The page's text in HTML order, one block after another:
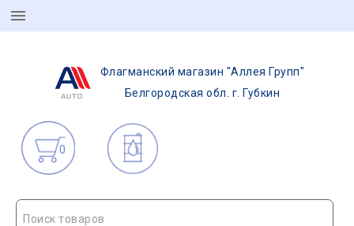
Флагманский магазин "Аллея Групп"
Белгородская обл. г. Губкин
0
Поиск товаров